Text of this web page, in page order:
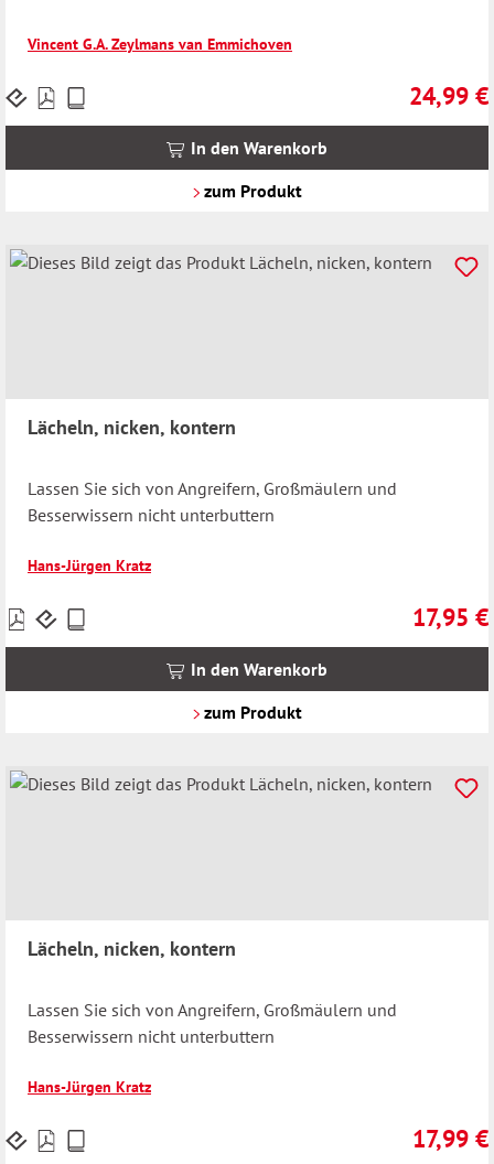
Vincent G.A. Zeylmans van Emmichoven
24,99 €
Preise
In den Warenkorb
zum Produkt
Lächeln, nicken, kontern
Lassen Sie sich von Angreifern, Großmäulern und
Besserwissern nicht unterbuttern
Hans-Jürgen Kratz
17,95 €
Preise
inkl.
In den Warenkorb
zum Produkt
Lächeln, nicken, kontern
Lassen Sie sich von Angreifern, Großmäulern und
Besserwissern nicht unterbuttern
Hans-Jürgen Kratz
17,99 €
Preise